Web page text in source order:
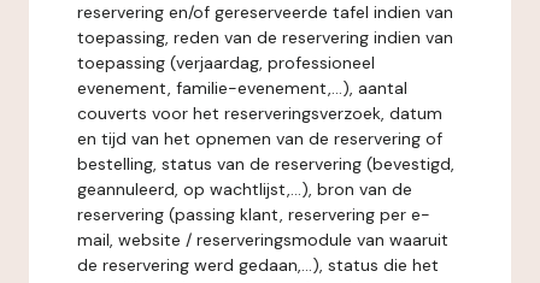
reservering en/of gereserveerde tafel indien van
toepassing, reden van de reservering indien van
toepassing (verjaardag, professioneel
evenement, familie-evenement,...), aantal
couverts voor het reserveringsverzoek, datum
en tijd van het opnemen van de reservering of
bestelling, status van de reservering (bevestigd,
geannuleerd, op wachtlijst,...), bron van de
reservering (passing klant, reservering per e-
mail, website / reserveringsmodule van waaruit
de reservering werd gedaan,...), status die het